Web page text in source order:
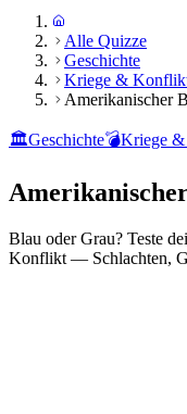
Alle Quizze
Geschichte
Kriege &
Amerikanischer
🏛️Geschichte💣Kriege
Blau oder Grau? Teste
Konflikt — Schlachten,